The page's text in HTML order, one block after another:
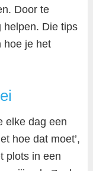
Door te
helpen. Die tips
hoe je het
elke dag een
hoe dat moet’,
plots in een